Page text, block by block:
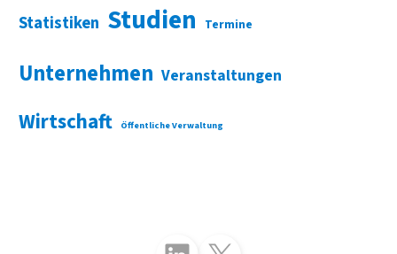
Statistiken Studien Termine
Unternehmen Veranstaltungen
Wirtschaft Öffentliche Verwaltung